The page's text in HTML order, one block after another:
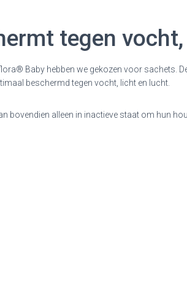
tegen
Baby hebben we gekozen voor sachets.
beschermd tegen vocht, licht en lucht.
bovendien alleen in inactieve staat om hun